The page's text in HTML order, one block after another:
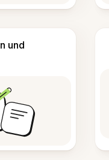
und